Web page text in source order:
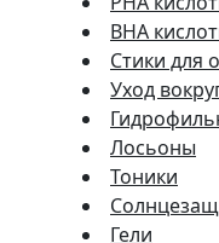
BHA
Стики для
Уход
Лосьоны
Тоники
Гели